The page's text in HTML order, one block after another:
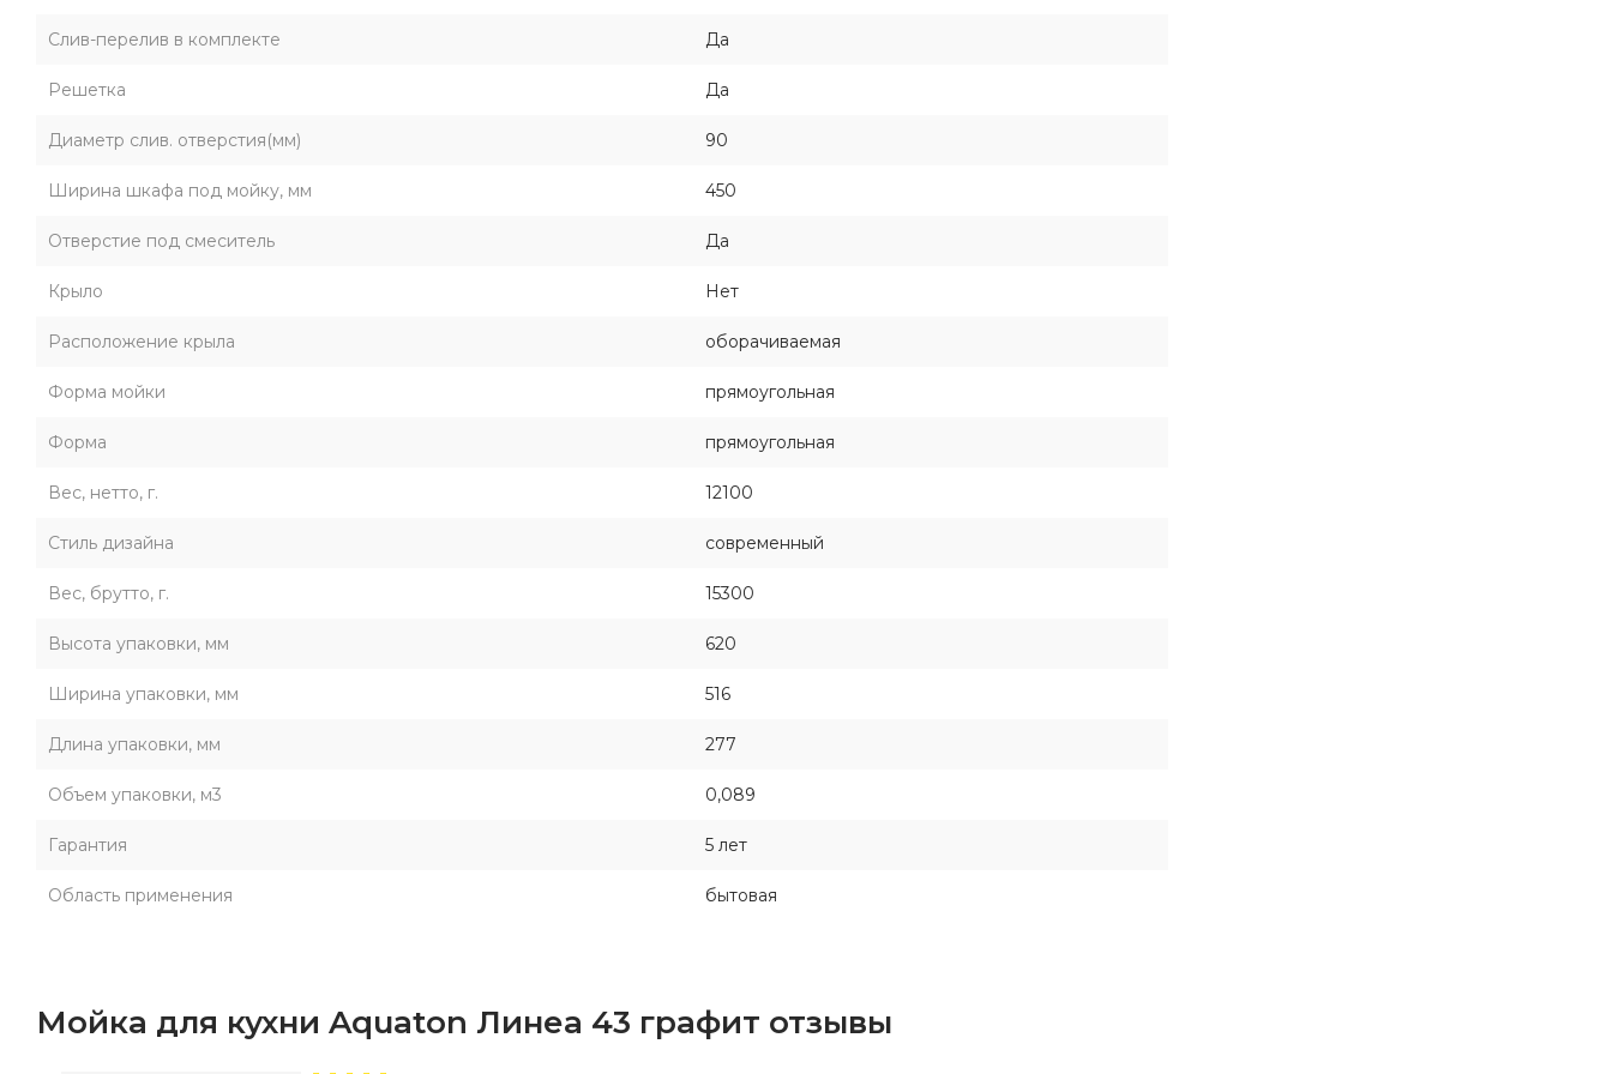
Слив-перелив в комплекте Да
Решетка Да
Диаметр слив. отверстия(мм) 90
Ширина шкафа под мойку, мм 450
Отверстие под смеситель Да
Крыло Нет
Расположение крыла оборачиваемая
Форма мойки прямоугольная
Форма прямоугольная
Вес, нетто, г. 12100
Стиль дизайна современный
Вес, брутто, г. 15300
Высота упаковки, мм 620
Ширина упаковки, мм 516
Длина упаковки, мм 277
Объем упаковки, м3 0,089
Гарантия 5 лет
Область применения бытовая
Мойка для кухни Aquaton Линеа 43 графит отзывы